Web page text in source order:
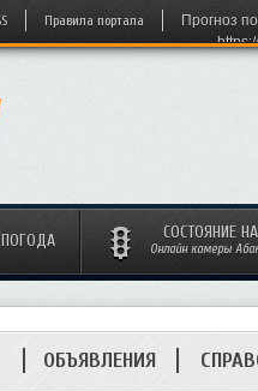
Правила портала
Прогноз
ПОГОДА СОСТОЯНИЕ
Онлайн камеры
ОБЪЯВЛЕНИЯ